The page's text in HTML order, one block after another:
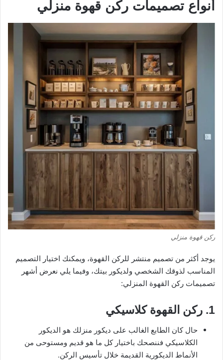
أنواع تصميمات ركن قهوة منزلي
ركن قهوة منزلي
يوجد أكثر من تصميم منتشر للركن القهوة، ويمكنك اختيار التصميم
المناسب لذوقك الشخصي ولديكور بيتك، وفيما يلي نعرض أشهر
تصميمات ركن القهوة المنزلي:
1. ركن القهوة كلاسيكي
حال كان الطابع الغالب على ديكور منزلك هو الديكور
الكلاسيكي فننصحك باختيار كل ما هو قديم ومستوحى من
الأنماط الديكورية القديمة خلال تأسيس الركن.